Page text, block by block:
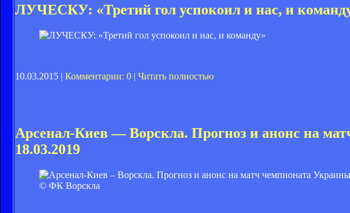
ЛУЧЕСКУ: «Третий гол успокоил и нас, и
10.03.2015 | Комментарии: 0 | Читать полностью
Арсенал-Киев — Ворскла. Прогноз и анонс на
18.03.2019
© ФК Ворскла